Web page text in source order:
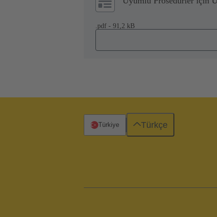
.pdf - 91,2 kB
Türkiye Türkçe